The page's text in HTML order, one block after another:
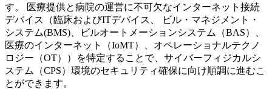
す。 医療提供と病院の運営に不可欠なインターネット接続
デバイス（臨床およびITデバイス、 ビル・マネジメント・
システム(BMS)、ビルオートメーションシステム（BAS）、
医療のインターネット（IoMT）、オペレーショナルテクノ
ロジー（OT））を特定することで、サイバーフィジカルシ
ステム（CPS）環境のセキュリティ確保に向け順調に進むこ
とができます。